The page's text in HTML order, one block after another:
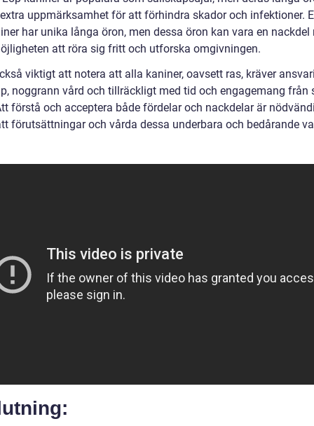
uppmärksamhet för att förhindra skador och infektioner.
har unika långa öron, men dessa öron kan vara en nackdel
att röra sig fritt och utforska omgivningen.
viktigt att notera att alla kaniner, oavsett ras, kräver
noggrann vård och tillräckligt med tid och engagemang från
förstå och acceptera både fördelar och nackdelar är
förutsättningar och vårda dessa underbara och bedårande